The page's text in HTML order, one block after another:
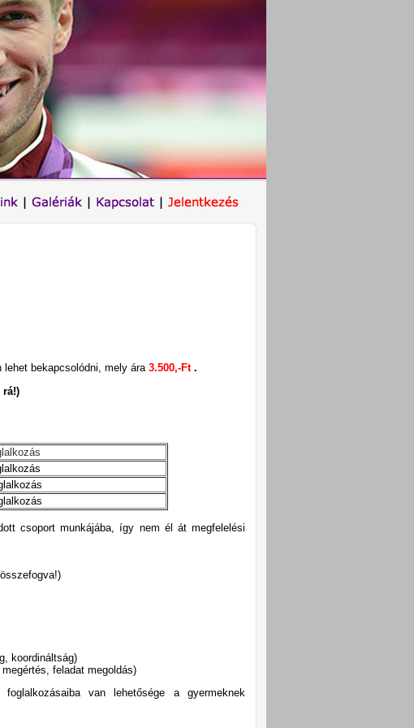
lehet bekapcsolódni, mely ára 3.500,-Ft.
rá!)
csoport munkájába, így nem él át megfelelési
koordináltság)
feladat megoldás)
van lehetősége a gyermeknek